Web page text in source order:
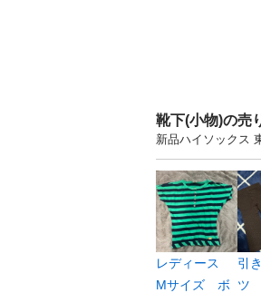
靴下(小物)の売
新品ハイソックス
レディース
Mサイズ ボ
引
ツ